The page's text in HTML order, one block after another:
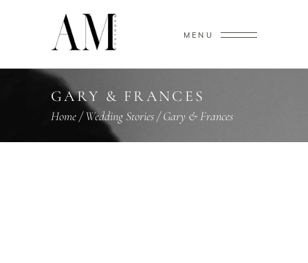
MENU
GARY & FRANCES
Home/Wedding Stories/Gary & Frances